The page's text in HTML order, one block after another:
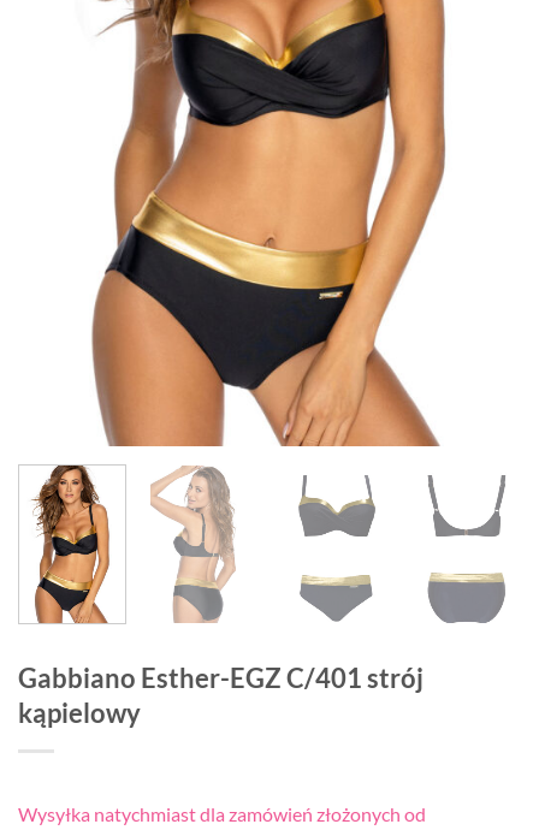
Gabbiano Esther-EGZ C/401 strój
kąpielowy
Wysyłka natychmiast dla zamówień złożonych od